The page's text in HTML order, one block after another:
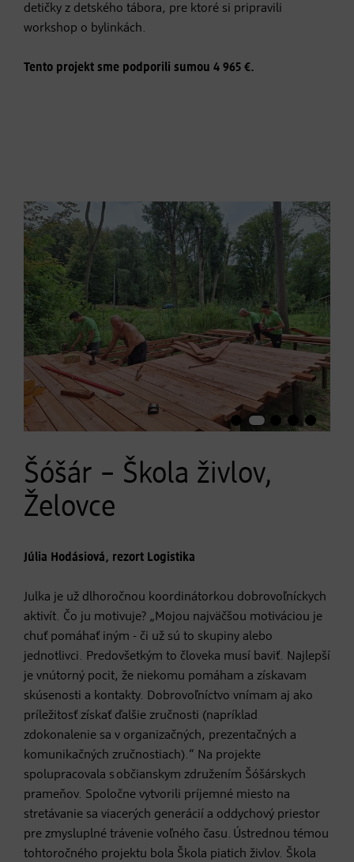
detičky z detského tábora, pre ktoré si pripravili
workshop o bylinkách.
Tento projekt sme podporili sumou 4 965 €.
Šóšár – Škola živlov,
Želovce
Júlia Hodásiová, rezort Logistika
Julka je už dlhoročnou koordinátorkou dobrovoľníckych
aktivít. Čo ju motivuje? „Mojou najväčšou motiváciou je
chuť pomáhať iným - či už sú to skupiny alebo
jednotlivci. Predovšetkým to človeka musí baviť. Najlepší
je vnútorný pocit, že niekomu pomáham a získavam
skúsenosti a kontakty. Dobrovoľníctvo vnímam aj ako
príležitosť získať ďalšie zručnosti (napríklad
zdokonalenie sa v organizačných, prezentačných a
komunikačných zručnostiach).“ Na projekte
spolupracovala s občianskym združením Šóšárskych
prameňov. Spoločne vytvorili príjemné miesto na
stretávanie sa viacerých generácií a oddychový priestor
pre zmysluplné trávenie voľného času. Ústrednou témou
tohtoročného projektu bola Škola piatich živlov. Škola